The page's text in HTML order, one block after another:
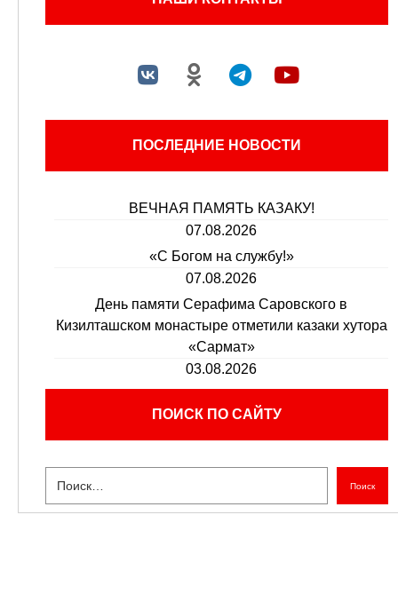
ПОСЛЕДНИЕ НОВОСТИ
ВЕЧНАЯ ПАМЯТЬ КАЗАКУ!
07.08.2026
«С Богом на службу!»
07.08.2026
День памяти Серафима Саровского в
Кизилташском монастыре отметили казаки хутора
«Сармат»
03.08.2026
ПОИСК ПО САЙТУ
Поиск